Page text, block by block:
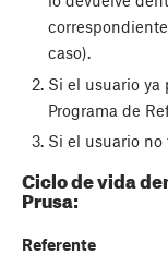
caso).
Si el usuario ya
Programa de
Si el usuario
Ciclo de vida
Prusa:
Referente